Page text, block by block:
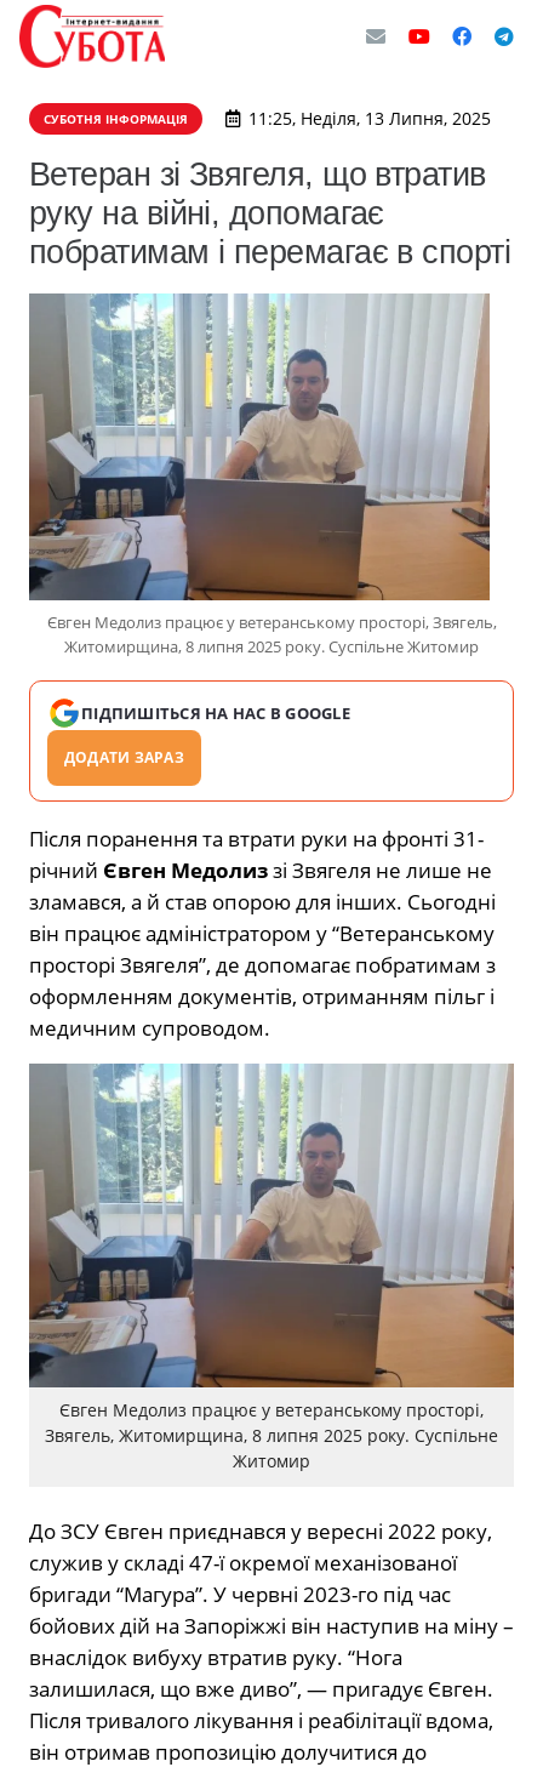
СУБОТНЯ ІНФОРМАЦІЯ 11:25, Неділя, 13 Липня, 2025
Ветеран зі Звягеля, що втратив
руку на війні, допомагає
побратимам і перемагає в спорті
Євген Медолиз працює у ветеранському просторі, Звягель,
Житомирщина, 8 липня 2025 року. Суспільне Житомир
ПІДПИШІТЬСЯ НА НАС В GOOGLE
ДОДАТИ ЗАРАЗ
Після поранення та втрати руки на фронті 31-
річний Євген Медолиззі Звягеля не лише не
зламався, а й став опорою для інших. Сьогодні
він працює адміністратором у “Ветеранському
просторі Звягеля”, де допомагає побратимам з
оформленням документів, отриманням пільг і
медичним супроводом.
Євген Медолиз працює у ветеранському просторі,
Звягель, Житомирщина, 8 липня 2025 року. Суспільне
Житомир
До ЗСУ Євген приєднався у вересні 2022 року,
служив у складі 47-ї окремої механізованої
бригади “Магура”. У червні 2023-го під час
бойових дій на Запоріжжі він наступив на міну –
внаслідок вибуху втратив руку. “Нога
залишилася, що вже диво”, — пригадує Євген.
Після тривалого лікування і реабілітації вдома,
він отримав пропозицію долучитися до